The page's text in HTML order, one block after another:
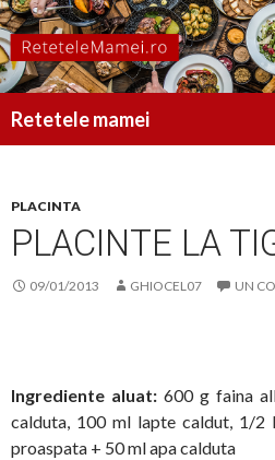
Retetele mamei
PLACINTA
PLACINTE LA
09/01/2013 GHIOCEL07 UN
Ingrediente aluat: 600 g faina
calduta, 100 ml lapte caldut, 1/2
proaspata + 50 ml apa calduta